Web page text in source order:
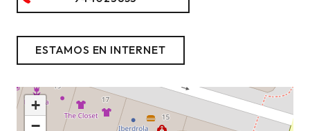
ESTAMOS EN INTERNET
+
−